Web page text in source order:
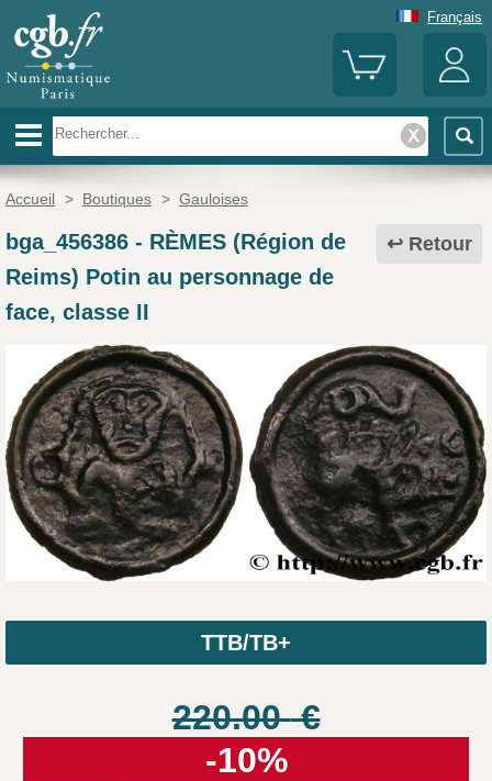
Français
Accueil > Boutiques > Gauloises
Retour
bga_456386- RÈMES (Région de
Reims) Potin au personnage de
face, classe II
TTB/TB+
220.00€
-10%